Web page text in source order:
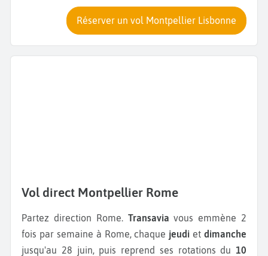
Réserver un vol Montpellier Lisbonne
Vol direct Montpellier Rome
Partez direction Rome. Transaviavous emmène 2
fois par semaine à Rome, chaque jeudi et dimanche
jusqu'au 28 juin, puis reprend ses rotations du 10